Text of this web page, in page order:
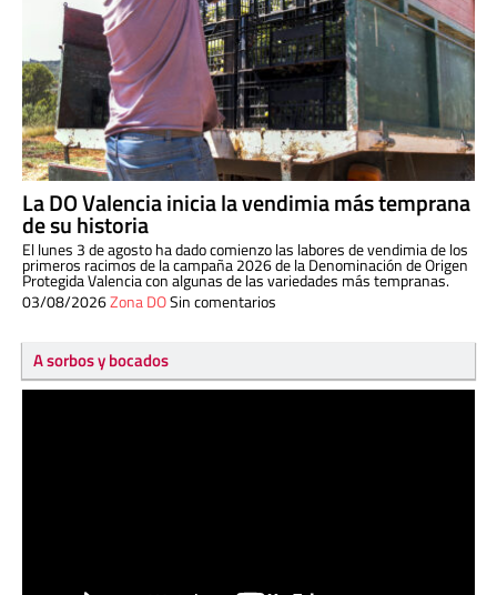
La DO Valencia inicia la vendimia más temprana
de su historia
El lunes 3 de agosto ha dado comienzo las labores de vendimia de los
primeros racimos de la campaña 2026 de la Denominación de Origen
Protegida Valencia con algunas de las variedades más tempranas.
03/08/2026Zona DOSin comentarios
A sorbos y bocados